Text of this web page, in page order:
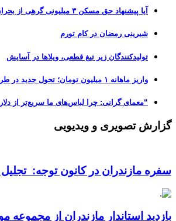
آیا پیشنهاد حق مسکن ۳ میلیونی گرهی از بحران معیشت باز می‌کند؟
شیرینی رمضان در کام تورم
تولیدکنندگان زیر تیغ قطعی، ویلاها در آسایش
واریز ماهانه ۱ میلیون تومان؛ تحول جدید در طرح کالابرگ الکترونیکی
“معمای گرانی: چرا لباس‌های ما سریع‌تر از
گزارش تصویری و ویدیویی
سفره مازندران در کانون توجه: تجلیل
بازدید استاندار مازندران از مجموعه